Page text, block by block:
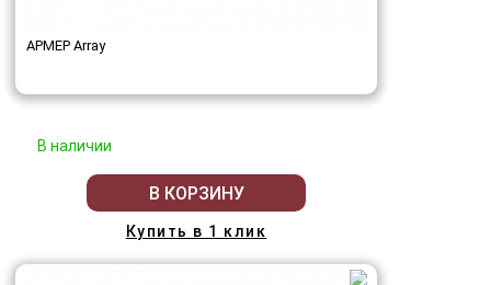
АРМЕР Array
В наличии
В КОРЗИНУ
Купить в 1 клик